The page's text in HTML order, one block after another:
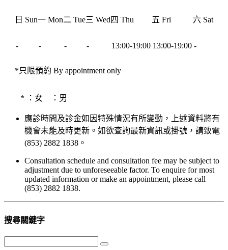
日 Sun一 Mon二 Tue三 Wed四 Thu 五 Fri 六 Sat
- - - - 13:00-19:00 13:00-19:00 -
*只限預約 By appointment only
* ：女 ：男
應診時間及診金如因特殊情況有所變動，上述資料將有
機會未能及時更新。如欲查詢最新資訊或掛號，請致電
(853) 2882 1838。
Consultation schedule and consultation fee may be subject to
adjustment due to unforeseeable factor. To enquire for most
updated information or make an appointment, please call
(853) 2882 1838.
搜尋關鍵字